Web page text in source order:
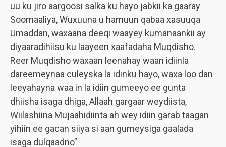
uu ku jiro aargoosi salka ku hayo jabkii ka gaaray
Soomaaliya, Wuxuuna u hamuun qabaa xasuuqa
Umaddan, waxaana deeqi waayey kumanaankii ay
diyaaradihiisu ku laayeen xaafadaha Muqdisho.
Reer Muqdisho waxaan leenahay waan idiinla
dareemeynaa culeyska la idinku hayo, waxa loo dan
leeyahayna waa in la idiin gumeeyo ee gunta
dhiisha isaga dhiga, Allaah gargaar weydiista,
Wiilashiina Mujaahidiinta ah wey idiin garab taagan
yihiin ee gacan siiya si aan gumeysiga gaalada
isaga dulqaadno”